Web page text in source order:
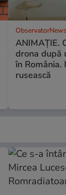
ANIMAŢIE.
drona după
în România.
rusească